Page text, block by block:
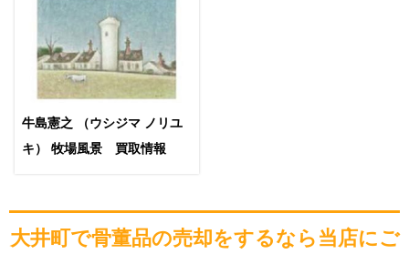
牛島憲之 （ウシジマ ノリユ
キ） 牧場風景 買取情報
大井町で骨董品の売却をするなら当店にご